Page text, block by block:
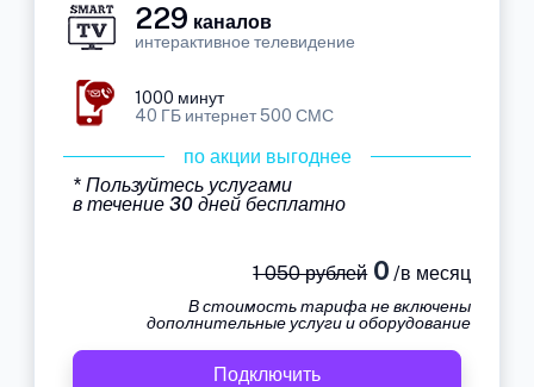
229 каналов
интерактивное телевидение
1000 минут
40 ГБ интернет 500 СМС
по акции выгоднее
* Пользуйтесь услугами
в течение 30 дней бесплатно
1 050 рублей0 /в месяц
В стоимость тарифа не включены
дополнительные услуги и оборудование
Подключить